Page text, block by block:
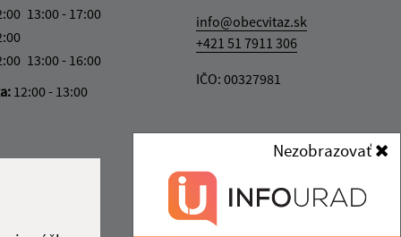
Nezobrazovať
13:00 - 17:00
13:00 - 16:00
12:00 - 13:00
info@obecvitaz.sk
+421 51 7911 306
IČO: 00327981